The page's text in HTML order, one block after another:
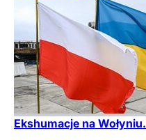
Ekshumacje na